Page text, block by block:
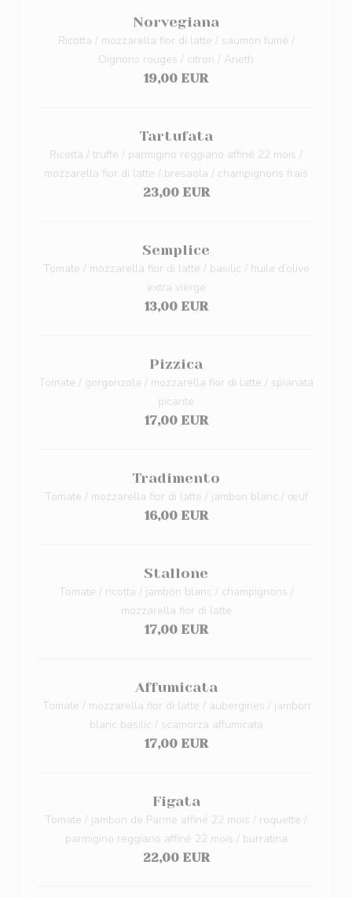
Norvegiana
Ricotta / mozzarella fior di latte / saumon fumé /
Oignons rouges / citron / Aneth
19,00 EUR
Tartufata
Ricotta / truffe / parmigino reggiano affiné 22 mois /
mozzarella fior di latte / bresaola / champignons frais
23,00 EUR
Semplice
Tomate / mozzarella fior di latte / basilic / huile d’olive
extra vierge
13,00 EUR
Pizzica
Tomate / gorgonzola / mozzarella fior di latte / spianata
picante
17,00 EUR
Tradimento
Tomate / mozzarella fior di latte / jambon blanc / œuf
16,00 EUR
Stallone
Tomate / ricotta / jambon blanc / champignons /
mozzarella fior di latte
17,00 EUR
Affumicata
Tomate / mozzarella fior di latte / aubergines / jambon
blanc basilic / scamorza affumicata
17,00 EUR
Figata
Tomate / jambon de Parme affiné 22 mois / roquette /
parmigino reggiano affiné 22 mois / burratina
22,00 EUR